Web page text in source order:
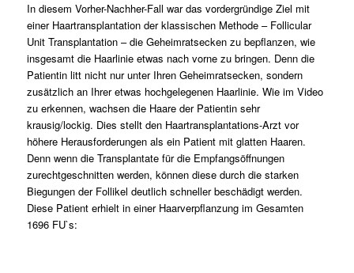
In diesem Vorher-Nachher-Fall war das vordergründige Ziel mit
einer Haartransplantation der klassischen Methode – Follicular
Unit Transplantation – die Geheimratsecken zu bepflanzen, wie
insgesamt die Haarlinie etwas nach vorne zu bringen. Denn die
Patientin litt nicht nur unter Ihren Geheimratsecken, sondern
zusätzlich an Ihrer etwas hochgelegenen Haarlinie. Wie im Video
zu erkennen, wachsen die Haare der Patientin sehr
krausig/lockig. Dies stellt den Haartransplantations-Arzt vor
höhere Herausforderungen als ein Patient mit glatten Haaren.
Denn wenn die Transplantate für die Empfangsöffnungen
zurechtgeschnitten werden, können diese durch die starken
Biegungen der Follikel deutlich schneller beschädigt werden.
Diese Patient erhielt in einer Haarverpflanzung im Gesamten
1696 FU`s: